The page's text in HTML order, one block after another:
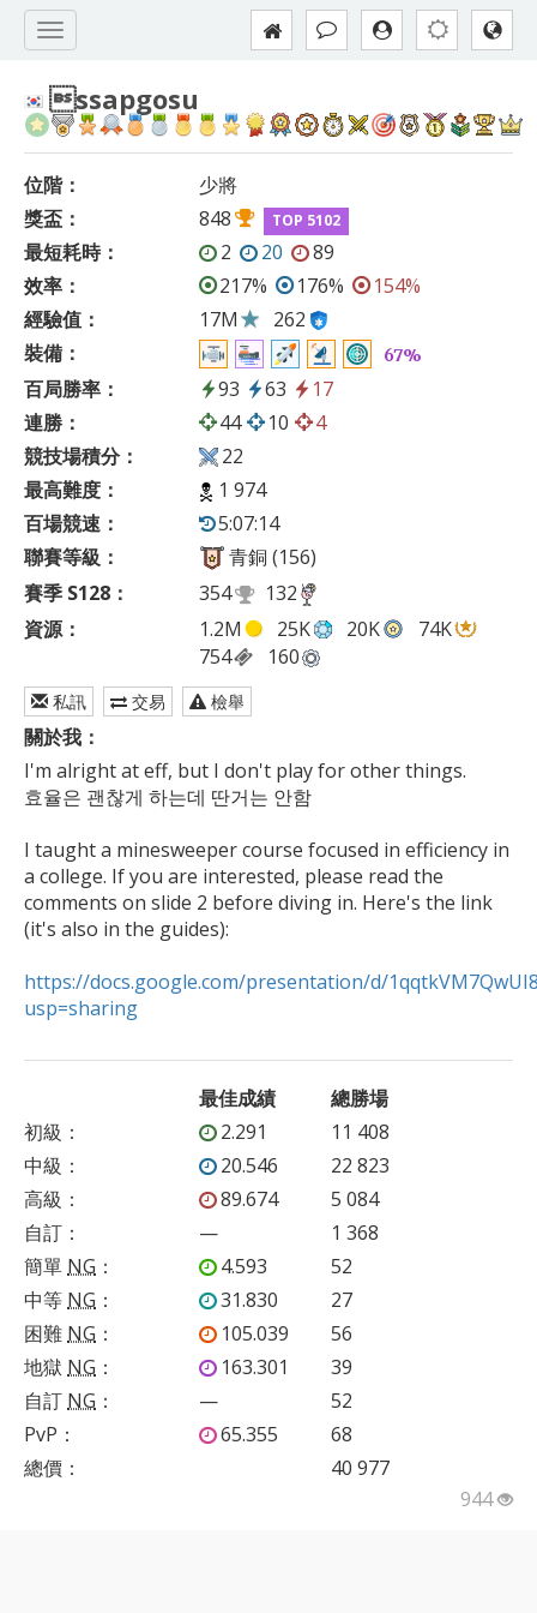
ssapgosu
位階：
少將
獎盃：
848 TOP 5102
最短耗時： 2 20
89
效率：
217% 176%
154%
經驗值：
17M
262
裝備：
67%
百局勝率： 93 63
17
連勝：
44 10
4
競技場積分：
22
最高難度：
1 974
百場競速：
5:07:14
聯賽等級：
青銅 (156)
賽季 S128：
354
132
資源：
1.2M 25K 20K
74K
754
160
私訊 交易 檢舉
關於我：
I'm alright at eff, but I don't play for other things.
효율은 괜찮게 하는데 딴거는 안함
I taught a minesweeper course focused in efficiency in
a college. If you are interested, please read the
comments on slide 2 before diving in. Here's the link
(it's also in the guides):
https://docs.google.com/presentation/d/
usp=sharing
最佳成績
總勝場
初級 ： 2.291
11 408
中級 ： 20.546
22 823
高級 ： 89.674
5 084
自訂 ： —
1 368
簡單 NG ： 4.593
52
中等 NG ： 31.830
27
困難 NG ： 105.039
56
地獄 NG ： 163.301
39
自訂 NG ： —
52
PvP ： 65.355
68
總價：
40 977
944